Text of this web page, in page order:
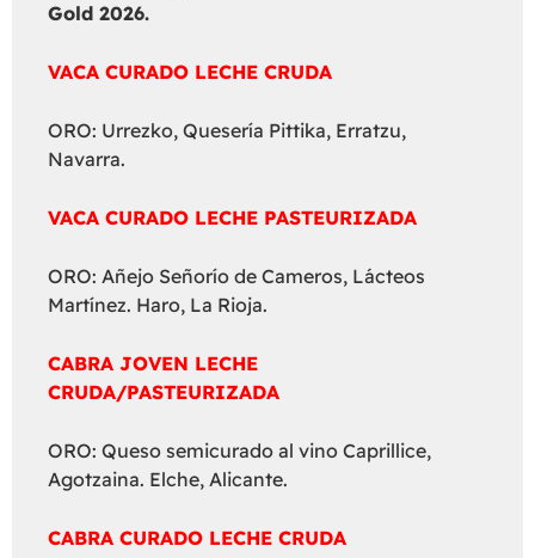
Gold 2026.
VACA CURADO LECHE CRUDA
ORO: Urrezko, Quesería Pittika, Erratzu,
Navarra.
VACA CURADO LECHE PASTEURIZADA
ORO: Añejo Señorío de Cameros, Lácteos
Martínez. Haro, La Rioja.
CABRA JOVEN LECHE
CRUDA/PASTEURIZADA
ORO: Queso semicurado al vino Caprillice,
Agotzaina. Elche, Alicante.
CABRA CURADO LECHE CRUDA